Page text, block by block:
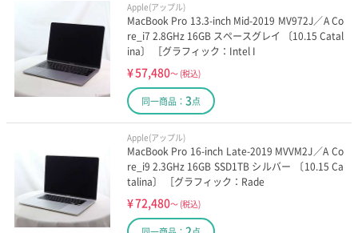
Apple(アップル)
MacBook Pro 13.3-inch Mid-2019 MV972J／A Co
re_i7 2.8GHz 16GB スペースグレイ 〔10.15 Catal
ina〕 ［グラフィック：Intel I
¥57,480～ (税込)
同一商品： 3点
Apple(アップル)
MacBook Pro 16-inch Late-2019 MVVM2J／A Co
re_i9 2.3GHz 16GB SSD1TB シルバー 〔10.15 Ca
talina〕 ［グラフィック：Rade
¥72,480～ (税込)